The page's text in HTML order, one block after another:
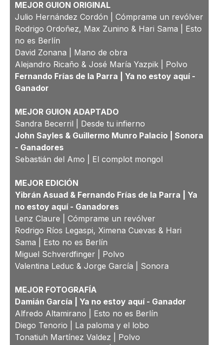
MEJOR GUION ORIGINAL
Julio Hernández Cordón | Cómprame un revólver
Rodrigo Ordoñez, Max Zunino & Hari Sama | Esto
no es Berlín
David Zonana | Mano de obra
Alejandro Ricaño & José María Yazpik | Polvo
Fernando Frías de la Parra | Ya no estoy aquí -
Ganador
MEJOR GUION ADAPTADO
Sandra Becerril | Desde tu infierno
John Sayles & Guillermo Munro Palacio | Sonora
- Ganadores
Sebastián del Amo | El complot mongol
MEJOR EDICIÓN
Yibrán Asuad & Fernando Frías de la Parra | Ya
no estoy aquí - Ganadores
Lenz Claure | Cómprame un revólver
Rodrigo Ríos Legaspi, Ximena Cuevas & Hari
Sama | Esto no es Berlín
Miguel Schverdfinger | Polvo
Valentina Leduc & Jorge García | Sonora
MEJOR FOTOGRAFÍA
Damián García | Ya no estoy aquí - Ganador
Alfredo Altamirano | Esto no es Berlín
Diego Tenorio | La paloma y el lobo
Tonatiuh Martínez Valdez | Polvo